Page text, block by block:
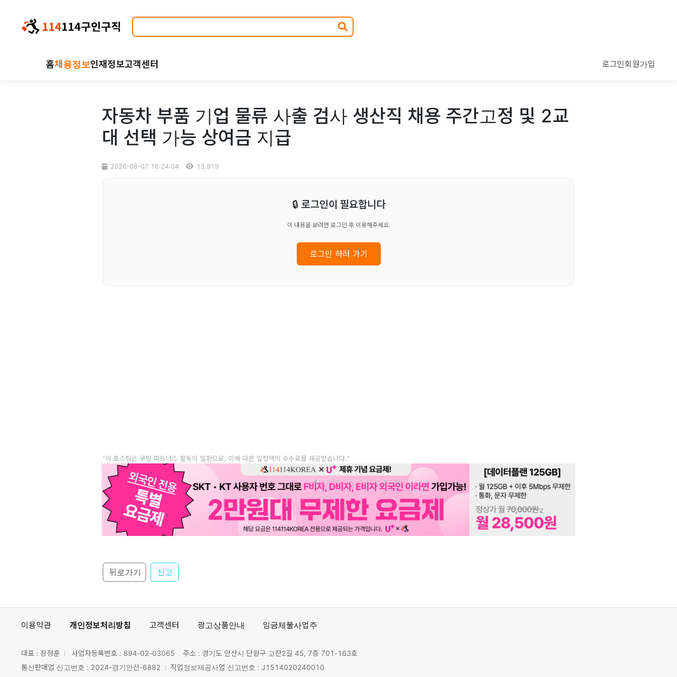
홈채용정보인재정보고객센터 로그인회원가입
자동차 부품 기업 물류 사출 검사 생산직 채용 주간고정 및 2교
대 선택 가능 상여금 지급
2026-08-07 16:24:04 13,919
🔒 로그인이 필요합니다
이 내용을 보려면 로그인 후 이용해주세요.
로그인 하러 가기
"이 포스팅은 쿠팡 파트너스 활동의 일환으로, 이에 따른 일정액의 수수료를 제공받습니다."
뒤로가기 신고
이용약관 개인정보처리방침 고객센터 광고상품안내 임금체불사업주
대표 : 장정훈 사업자등록번호 : 894-02-03065
주소 : 경기도 안산시 단원구 고잔2길 45, 7층 701-163호
통신판매업 신고번호 : 2024-경기안산-6882
직업정보제공사업 신고번호 : J1514020240010